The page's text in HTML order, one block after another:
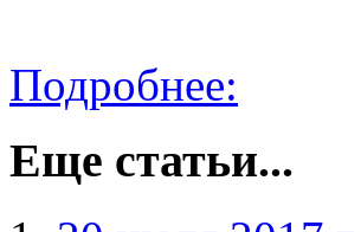
Подробнее:
Еще статьи...